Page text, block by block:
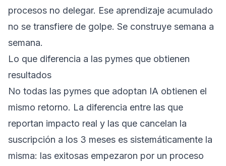
procesos no delegar. Ese aprendizaje acumulado
no se transfiere de golpe. Se construye semana a
semana.
Lo que diferencia a las pymes que obtienen
resultados
No todas las pymes que adoptan IA obtienen el
mismo retorno. La diferencia entre las que
reportan impacto real y las que cancelan la
suscripción a los 3 meses es sistemáticamente la
misma: las exitosas empezaron por un proceso